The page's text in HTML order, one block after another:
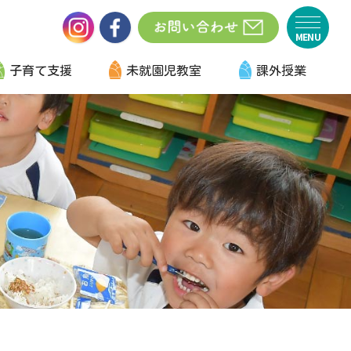
子育て支援 未就園児教室 課外授業